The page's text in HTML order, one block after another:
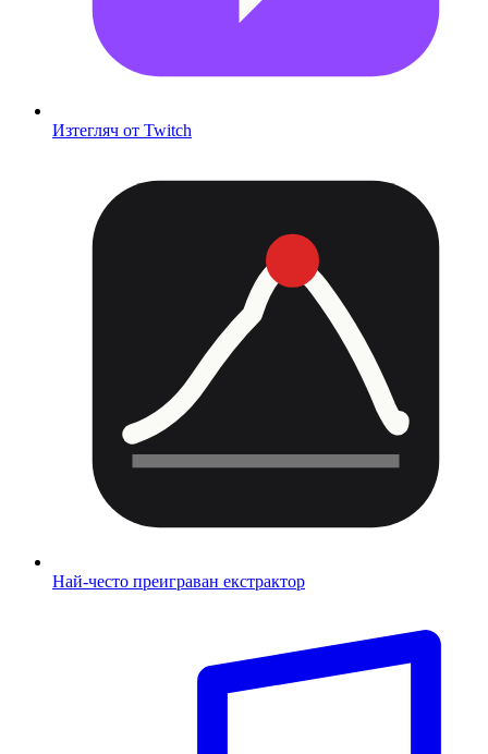
Изтегляч от Twitch
Най-често преиграван екстрактор